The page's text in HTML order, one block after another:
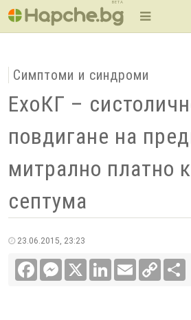
BETA
Симптоми и синдроми
ЕхоКГ –
повдигане на
митрално платно
септума
23.06.2015, 23:23
FacebookMessenger LinkedInEmail
Copy
Link